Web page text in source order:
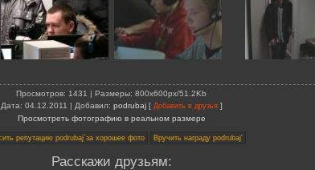
Просмотров: 1431 | Размеры: 800x600px/51.2Kb
Дата: 04.12.2011 | Добавил: podrubaj[ Добавить в друзья]
Просмотреть фотографию в реальном размере
Расскажи друзьям: